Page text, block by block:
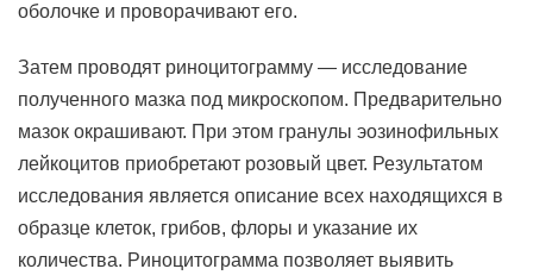
оболочке и проворачивают его.
Затем проводят риноцитограмму — исследование
полученного мазка под микроскопом. Предварительно
мазок окрашивают. При этом гранулы эозинофильных
лейкоцитов приобретают розовый цвет. Результатом
исследования является описание всех находящихся в
образце клеток, грибов, флоры и указание их
количества. Риноцитограмма позволяет выявить